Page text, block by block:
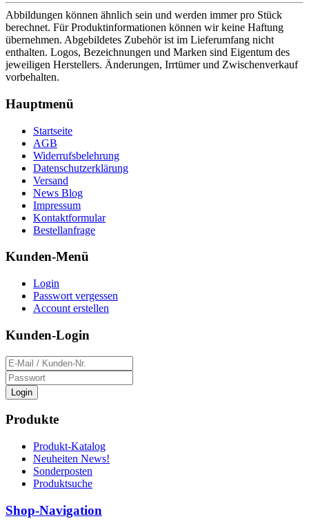
Abbildungen können ähnlich sein und werden immer pro Stück
berechnet. Für Produktinformationen können wir keine Haftung
übernehmen. Abgebildetes Zubehör ist im Lieferumfang nicht
enthalten. Logos, Bezeichnungen und Marken sind Eigentum des
jeweiligen Herstellers. Änderungen, Irrtümer und Zwischenverkauf
vorbehalten.
Hauptmenü
Startseite
AGB
Widerrufsbelehrung
Datenschutzerklärung
Versand
News Blog
Impressum
Kontaktformular
Bestellanfrage
Kunden-Menü
Login
Passwort vergessen
Account erstellen
Kunden-Login
Login
Produkte
Produkt-Katalog
Neuheiten News!
Sonderposten
Produktsuche
Shop-Navigation